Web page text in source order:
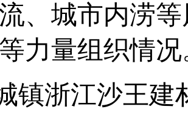
、城市内涝
力量组织情
镇浙江沙王建